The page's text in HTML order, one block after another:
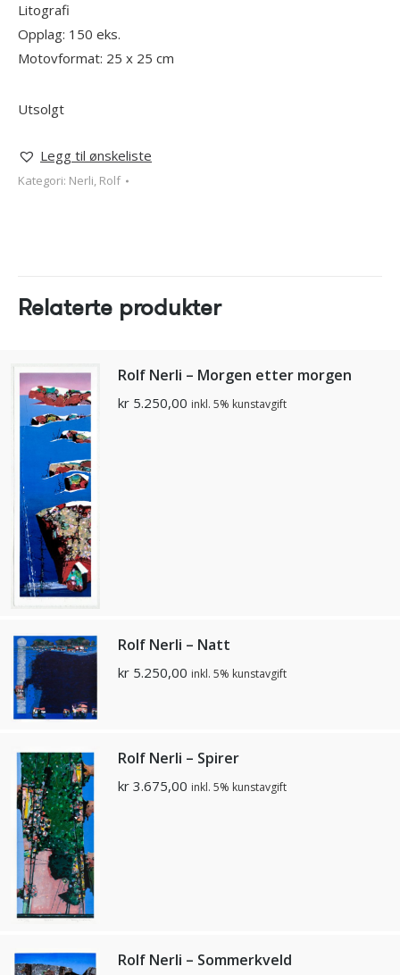
Litografi
Opplag: 150 eks.
Motovformat: 25 x 25 cm
Utsolgt
Legg til ønskeliste
Kategori: Nerli, Rolf
Relaterte produkter
Rolf Nerli – Morgen etter morgen
kr 5.250,00 inkl. 5% kunstavgift
Rolf Nerli – Natt
kr 5.250,00 inkl. 5% kunstavgift
Rolf Nerli – Spirer
kr 3.675,00 inkl. 5% kunstavgift
Rolf Nerli – Sommerkveld